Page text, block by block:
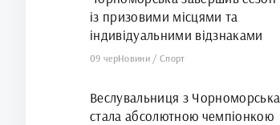
із призовими місцями та
індивідуальними відзнаками
09 черНовини /Спорт
Веслувальниця з Чорноморська
стала абсолютною чемпіонкою